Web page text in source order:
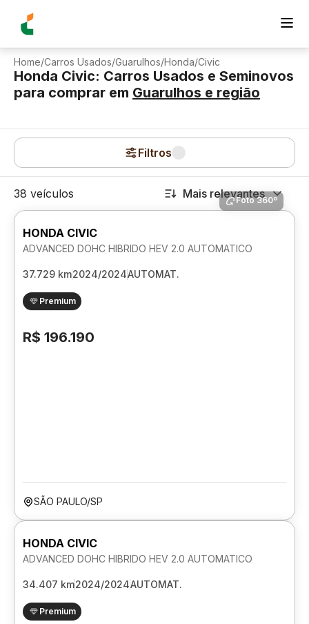
Home/Carros Usados/Guarulhos/Honda/Civic
Honda Civic: Carros Usados e Seminovos
para comprar em Guarulhos e região
Filtros
38 veículos Mais relevantes
Foto 360º
HONDA CIVIC
ADVANCED DOHC HIBRIDO HEV 2.0 AUTOMATICO
37.729 km2024/2024AUTOMAT.
Premium
R$ 196.190
SÃO PAULO/SP
HONDA CIVIC
ADVANCED DOHC HIBRIDO HEV 2.0 AUTOMATICO
34.407 km2024/2024AUTOMAT.
Premium